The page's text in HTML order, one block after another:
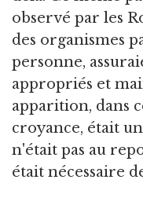
observé par les
des organismes
personne,
appropriés et
apparition, dans
croyance, était
n'était pas au
était nécessaire